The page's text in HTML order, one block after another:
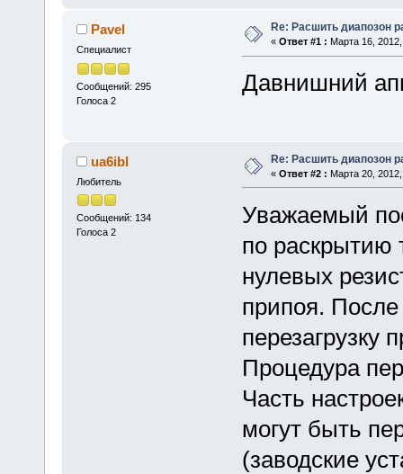
Pavel
Специалист
Сообщений: 295
Голоса 2
Re: Расшить диапозон
« Ответ #1 : Марта 16,
Давнишний
ua6ibl
Любитель
Сообщений: 134
Голоса 2
Re: Расшить диапозон
« Ответ #2 : Марта 20,
Уважаемый
по раскрытию
нулевых
припоя.
перезагрузку
Процедура
Часть
могут быть
(заводские